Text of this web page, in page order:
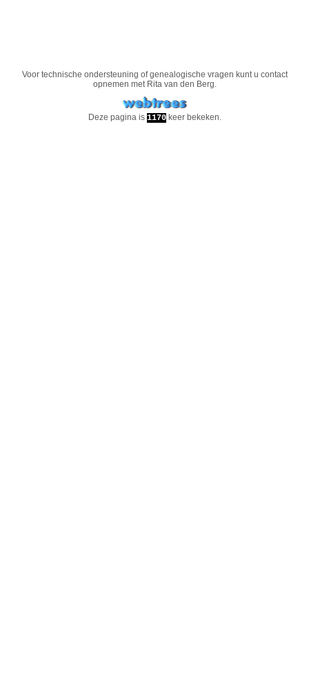
Voor technische ondersteuning of genealogische vragen kunt u contact
opnemen met Rita van den Berg.
Deze pagina is 1170keer bekeken.